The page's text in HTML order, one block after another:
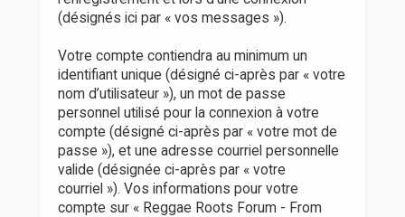
(désignés ici par « vos messages »).
Votre compte contiendra au minimum un
identifiant unique (désigné ci-après par « votre
nom d’utilisateur »), un mot de passe
personnel utilisé pour la connexion à votre
compte (désigné ci-après par « votre mot de
passe »), et une adresse courriel personnelle
valide (désignée ci-après par « votre
courriel »). Vos informations pour votre
compte sur « Reggae Roots Forum - From